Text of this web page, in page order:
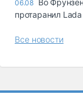
06.08 Во
протаранил
Все новости